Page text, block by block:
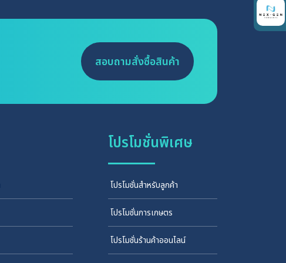
สอบถามสั่งซื้อสินค้า
โปรโมชั่นพิเศษ
โปรโมชั่นสำหรับลูกค้า
โปรโมชั่นการเกษตร
โปรโมชั่นร้านค้าออนไลน์